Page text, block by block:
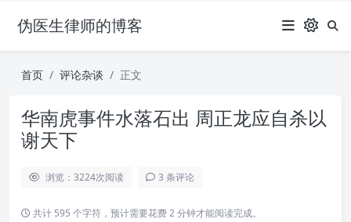
伪医生律师的博客
首页 评论杂谈 正文
华南虎事件水落石出 周正龙应自杀以
谢天下
浏览：3224次阅读 3 条评论
共计 595 个字符，预计需要花费 2 分钟才能阅读完成。